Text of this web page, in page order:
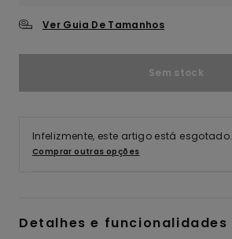
Ver Guia De Tamanhos
Sem stock
Infelizmente, este artigo está esgotado.
Comprar outras opções
Detalhes e funcionalidades